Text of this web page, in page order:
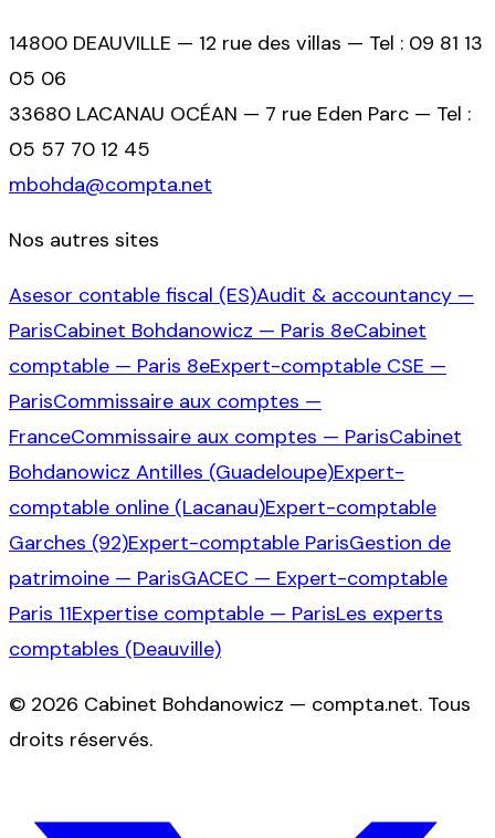
14800 DEAUVILLE — 12 rue des villas — Tel : 09 81 13
05 06
33680 LACANAU OCÉAN — 7 rue Eden Parc — Tel :
05 57 70 12 45
mbohda@compta.net
Nos autres sites
Asesor contable fiscal (ES)Audit & accountancy —
ParisCabinet Bohdanowicz — Paris 8eCabinet
comptable — Paris 8eExpert-comptable CSE —
ParisCommissaire aux comptes —
FranceCommissaire aux comptes — ParisCabinet
Bohdanowicz Antilles (Guadeloupe)Expert-
comptable online (Lacanau)Expert-comptable
Garches (92)Expert-comptable ParisGestion de
patrimoine — ParisGACEC — Expert-comptable
Paris 11Expertise comptable — ParisLes experts
comptables (Deauville)
© 2026 Cabinet Bohdanowicz — compta.net. Tous
droits réservés.